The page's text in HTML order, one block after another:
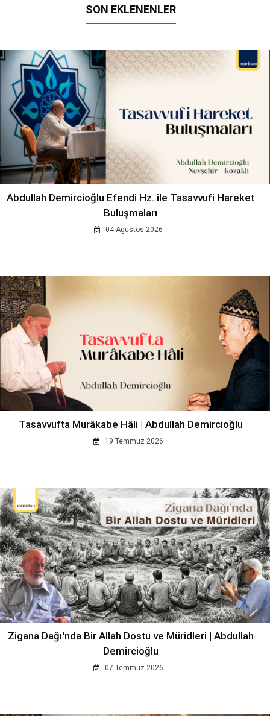
SON EKLENENLER
Abdullah Demircioğlu Efendi Hz. ile Tasavvufi Hareket
Buluşmaları
04 Agustos 2026
Tasavvufta Murâkabe Hâli | Abdullah Demircioğlu
19 Temmuz 2026
Zigana Dağı'nda Bir Allah Dostu ve Müridleri | Abdullah
Demircioğlu
07 Temmuz 2026